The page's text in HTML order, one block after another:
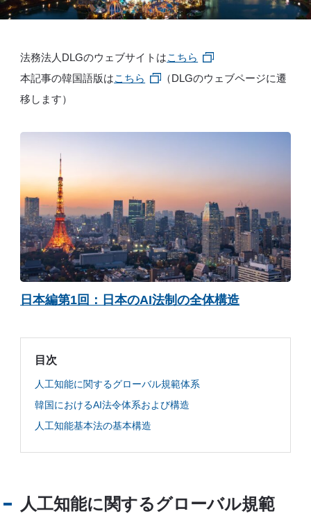
Z
L
o
e
r
’
s
S
t
o
r
y
ン
法務法人DLGのウェブサイトはこちら
本記事の韓国語版はこちら
（DLGのウェブページに遷
移します）
日本編第1回：日本のAI法制の全体構造
目次
人工知能に関するグローバル規範体系
韓国におけるAI法令体系および構造
人工知能基本法の基本構造
人工知能に関するグローバル規範